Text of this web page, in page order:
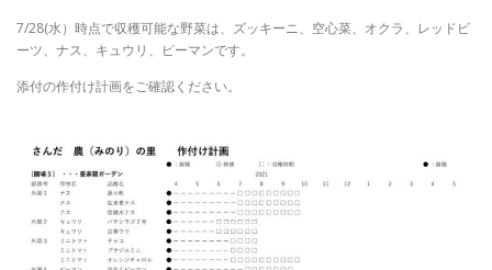
7/28(水）時点で収穫可能な野菜は、ズッキーニ、空心菜、オクラ、レッドビ
ーツ、ナス、キュウリ、ピーマンです。
添付の作付け計画をご確認ください。